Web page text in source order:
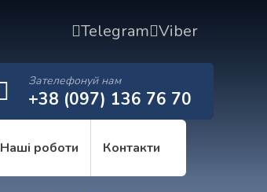
Telegram Viber
Зателефонуй нам
+38 (097) 136 76 70
Наші роботи Контакти